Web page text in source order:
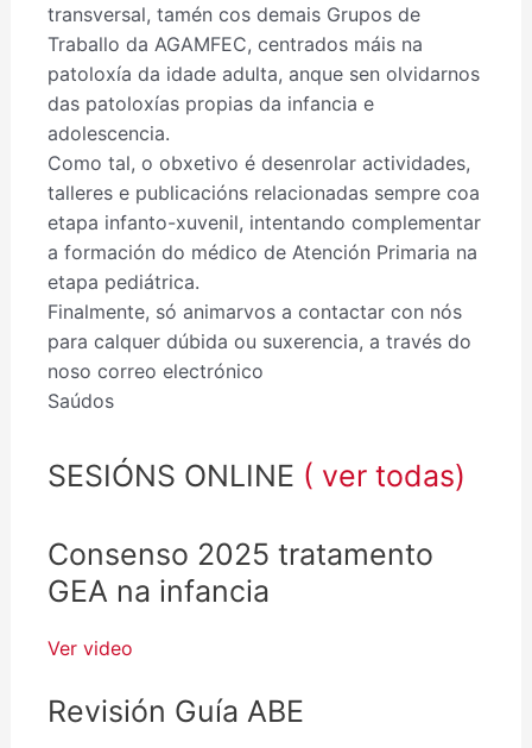
transversal, tamén cos demais Grupos de
Traballo da AGAMFEC, centrados máis na
patoloxía da idade adulta, anque sen olvidarnos
das patoloxías propias da infancia e
adolescencia.
Como tal, o obxetivo é desenrolar actividades,
talleres e publicacións relacionadas sempre coa
etapa infanto-xuvenil, intentando complementar
a formación do médico de Atención Primaria na
etapa pediátrica.
Finalmente, só animarvos a contactar con nós
para calquer dúbida ou suxerencia, a través do
noso correo electrónico
Saúdos
SESIÓNS ONLINE ( ver todas)
Consenso 2025 tratamento
GEA na infancia
Ver video
Revisión Guía ABE